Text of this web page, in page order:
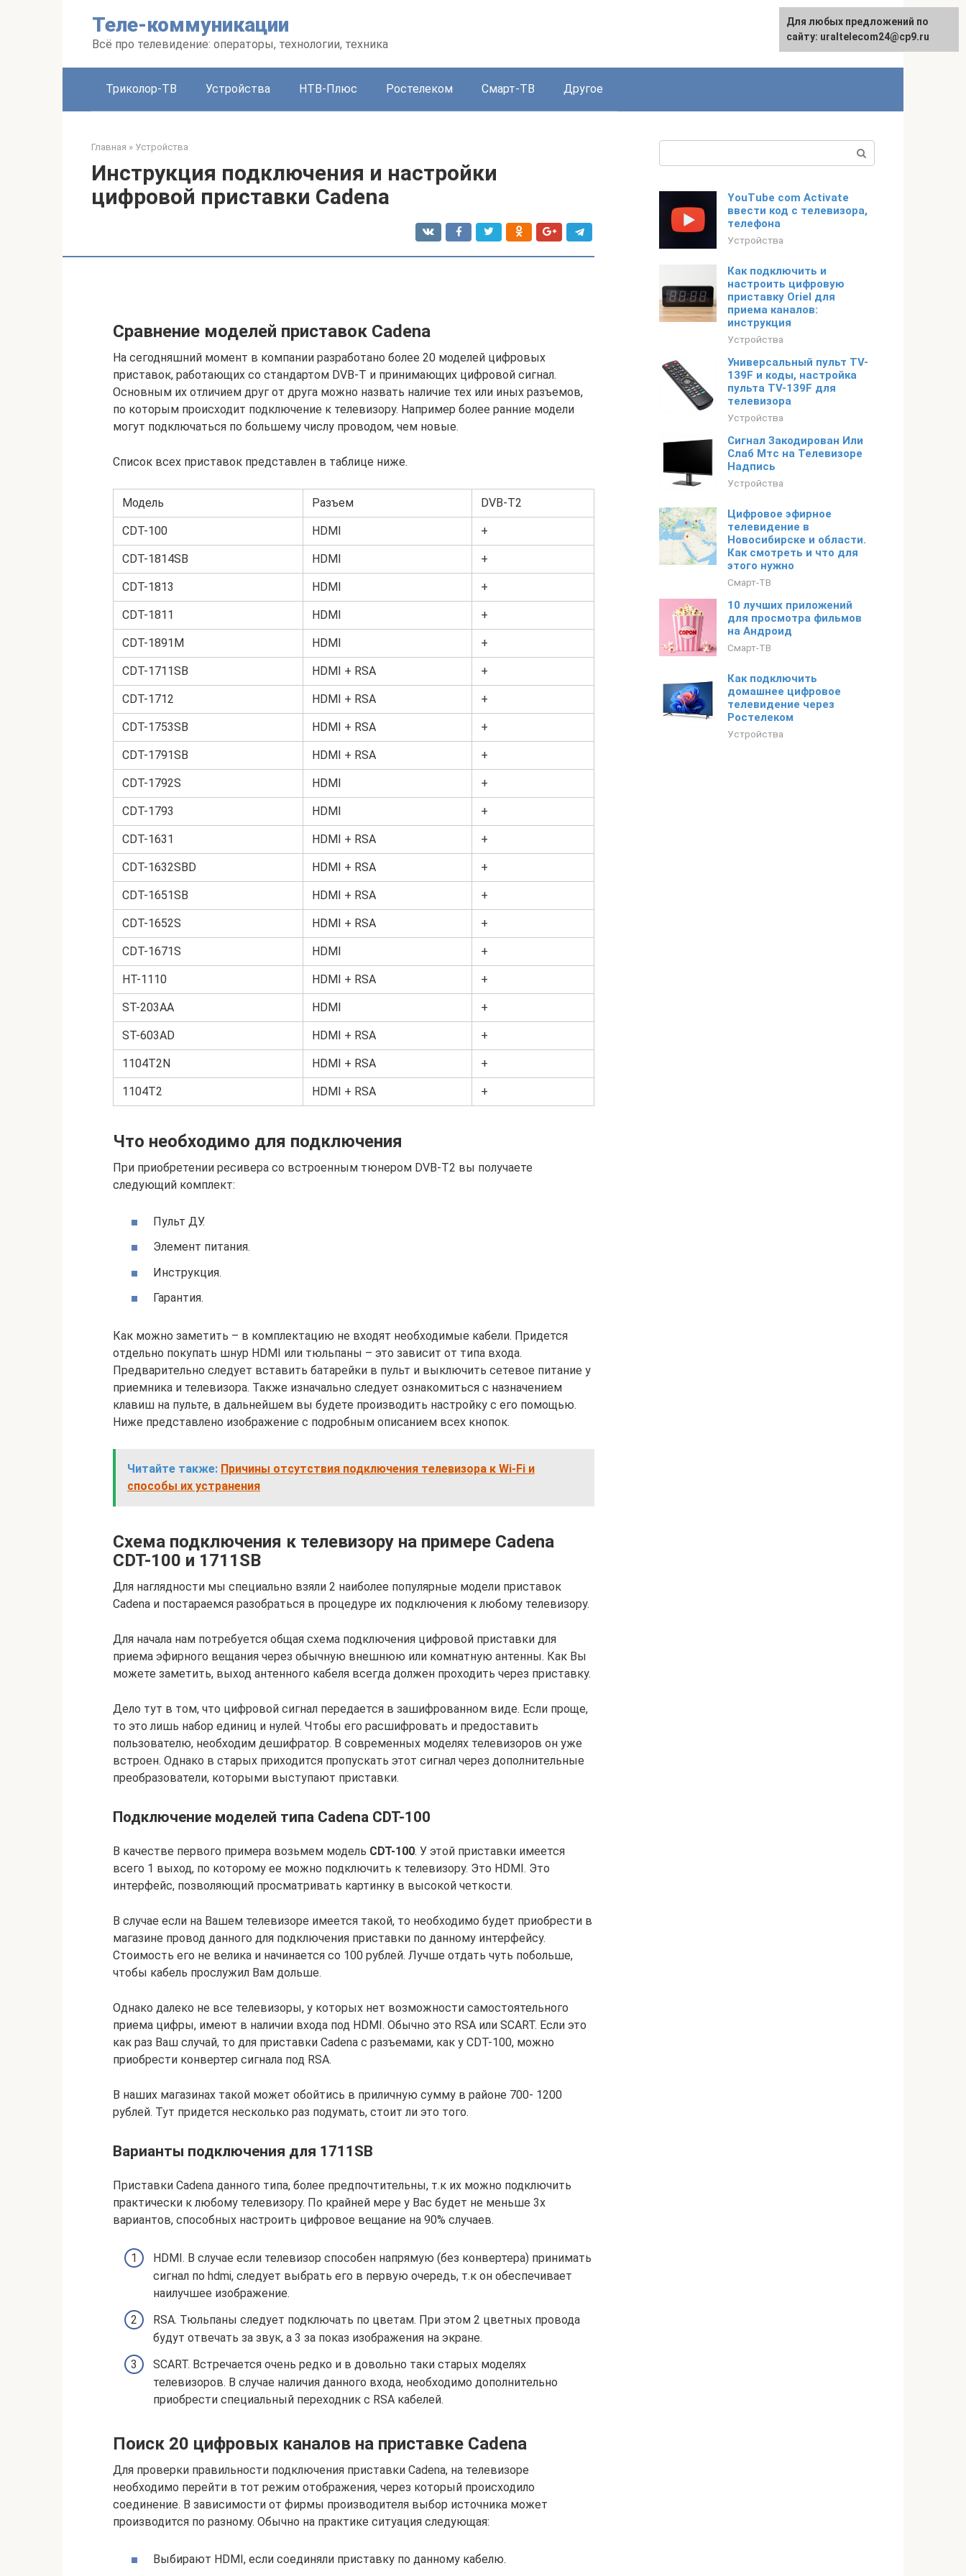
Теле-коммуникации
Всё про телевидение: операторы, технологии, техника
English
Триколор-ТВ Устройства НТВ-Плюс Ростелеком Смарт-ТВ Другое
Главная » Устройства
Инструкция подключения и настройки
цифровой приставки Cadena
Сравнение моделей приставок Cadena
На сегодняшний момент в компании разработано более 20 моделей цифровых
приставок, работающих со стандартом DVB-T и принимающих цифровой сигнал.
Основным их отличием друг от друга можно назвать наличие тех или иных разъемов,
по которым происходит подключение к телевизору. Например более ранние модели
могут подключаться по большему числу проводом, чем новые.
Список всех приставок представлен в таблице ниже.
Модель Разъем DVB-T2
CDT-100 HDMI +
CDT-1814SB HDMI +
CDT-1813 HDMI +
CDT-1811 HDMI +
CDT-1891M HDMI +
CDT-1711SB HDMI + RSA +
CDT-1712 HDMI + RSA +
CDT-1753SB HDMI + RSA +
CDT-1791SB HDMI + RSA +
CDT-1792S HDMI +
CDT-1793 HDMI +
CDT-1631 HDMI + RSA +
CDT-1632SBD HDMI + RSA +
CDT-1651SB HDMI + RSA +
CDT-1652S HDMI + RSA +
CDT-1671S HDMI +
HT-1110 HDMI + RSA +
ST-203AA HDMI +
ST-603AD HDMI + RSA +
1104T2N HDMI + RSA +
1104T2 HDMI + RSA +
Что необходимо для подключения
При приобретении ресивера со встроенным тюнером DVB-T2 вы получаете
следующий комплект:
Пульт ДУ.
Элемент питания.
Инструкция.
Гарантия.
Как можно заметить – в комплектацию не входят необходимые кабели. Придется
отдельно покупать шнур HDMI или тюльпаны – это зависит от типа входа.
Предварительно следует вставить батарейки в пульт и выключить сетевое питание у
приемника и телевизора. Также изначально следует ознакомиться с назначением
клавиш на пульте, в дальнейшем вы будете производить настройку с его помощью.
Ниже представлено изображение с подробным описанием всех кнопок.
Читайте также: Причины отсутствия подключения телевизора к Wi-Fi и
способы их устранения
Схема подключения к телевизору на примере Cadena
CDT-100 и 1711SB
Для наглядности мы специально взяли 2 наиболее популярные модели приставок
Cadena и постараемся разобраться в процедуре их подключения к любому телевизору.
Для начала нам потребуется общая схема подключения цифровой приставки для
приема эфирного вещания через обычную внешнюю или комнатную антенны. Как Вы
можете заметить, выход антенного кабеля всегда должен проходить через приставку.
Дело тут в том, что цифровой сигнал передается в зашифрованном виде. Если проще,
то это лишь набор единиц и нулей. Чтобы его расшифровать и предоставить
пользователю, необходим дешифратор. В современных моделях телевизоров он уже
встроен. Однако в старых приходится пропускать этот сигнал через дополнительные
преобразователи, которыми выступают приставки.
Подключение моделей типа Cadena CDT-100
В качестве первого примера возьмем модель CDT-100. У этой приставки имеется
всего 1 выход, по которому ее можно подключить к телевизору. Это HDMI. Это
интерфейс, позволяющий просматривать картинку в высокой четкости.
В случае если на Вашем телевизоре имеется такой, то необходимо будет приобрести в
магазине провод данного для подключения приставки по данному интерфейсу.
Стоимость его не велика и начинается со 100 рублей. Лучше отдать чуть побольше,
чтобы кабель прослужил Вам дольше.
Однако далеко не все телевизоры, у которых нет возможности самостоятельного
приема цифры, имеют в наличии входа под HDMI. Обычно это RSA или SCART. Если это
как раз Ваш случай, то для приставки Cadena с разъемами, как у CDT-100, можно
приобрести конвертер сигнала под RSA.
В наших магазинах такой может обойтись в приличную сумму в районе 700- 1200
рублей. Тут придется несколько раз подумать, стоит ли это того.
Варианты подключения для 1711SB
Приставки Cadena данного типа, более предпочтительны, т.к их можно подключить
практически к любому телевизору. По крайней мере у Вас будет не меньше 3х
вариантов, способных настроить цифровое вещание на 90% случаев.
HDMI. В случае если телевизор способен напрямую (без конвертера) принимать
сигнал по hdmi, следует выбрать его в первую очередь, т.к он обеспечивает
наилучшее изображение.
RSA. Тюльпаны следует подключать по цветам. При этом 2 цветных провода
будут отвечать за звук, а 3 за показ изображения на экране.
SCART. Встречается очень редко и в довольно таки старых моделях
телевизоров. В случае наличия данного входа, необходимо дополнительно
приобрести специальный переходник с RSA кабелей.
Поиск 20 цифровых каналов на приставке Cadena
Для проверки правильности подключения приставки Cadena, на телевизоре
необходимо перейти в тот режим отображения, через который происходило
соединение. В зависимости от фирмы производителя выбор источника может
производится по разному. Обычно на практике ситуация следующая:
Выбирают HDMI, если соединяли приставку по данному кабелю.
YouTube com Activate
ввести код с телевизора,
телефона
Устройства
Как подключить и
настроить цифровую
приставку Oriel для
приема каналов:
инструкция
Устройства
Универсальный пульт TV-
139F и коды, настройка
пульта TV-139F для
телевизора
Устройства
Сигнал Закодирован Или
Слаб Мтс на Телевизоре
Надпись
Устройства
Цифровое эфирное
телевидение в
Новосибирске и области.
Как смотреть и что для
этого нужно
Смарт-ТВ
10 лучших приложений
для просмотра фильмов
на Андроид
Смарт-ТВ
Как подключить
домашнее цифровое
телевидение через
Ростелеком
Устройства
Для любых предложений по
сайту: uraltelecom24@cp9.ru